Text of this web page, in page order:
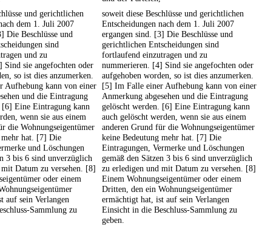
und gerichtlichen
dem 1. Juli 2007
Die Beschlüsse und
sind
und zu
sie angefochten oder
so ist dies anzumerken.
Aufhebung kann von einer
und die Eintragung
[6] Eine Eintragung kann
wenn sie aus einem
die Wohnungseigentümer
mehr hat. [7] Die
und Löschungen
3 bis 6 sind unverzüglich
Datum zu versehen. [8]
oder einem
auf sein Verlangen
Sammlung zu
soweit diese Beschlüsse und gerichtlichen
Entscheidungen nach dem 1. Juli 2007
ergangen sind. [3] Die Beschlüsse und
gerichtlichen Entscheidungen sind
fortlaufend einzutragen und zu
nummerieren. [4] Sind sie angefochten oder
aufgehoben worden, so ist dies anzumerken.
[5] Im Falle einer Aufhebung kann von einer
Anmerkung abgesehen und die Eintragung
gelöscht werden. [6] Eine Eintragung kann
auch gelöscht werden, wenn sie aus einem
anderen Grund für die Wohnungseigentümer
keine Bedeutung mehr hat. [7] Die
Eintragungen, Vermerke und Löschungen
gemäß den Sätzen 3 bis 6 sind unverzüglich
zu erledigen und mit Datum zu versehen. [8]
Einem Wohnungseigentümer oder einem
Dritten, den ein Wohnungseigentümer
ermächtigt hat, ist auf sein Verlangen
Einsicht in die Beschluss-Sammlung zu
geben.